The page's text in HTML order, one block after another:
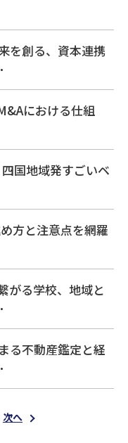
を創る、資本連携
における仕組
国地域発すごいベ
方と注意点を網羅
がる学校、地域と
る不動産鑑定と経
次へ